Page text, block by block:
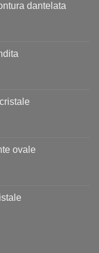
dantelata
ovale